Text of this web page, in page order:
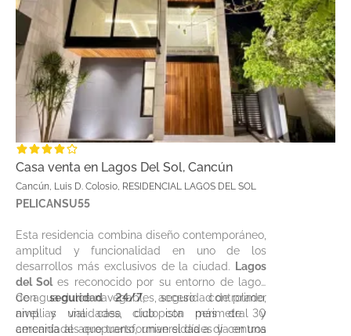
Casa venta en Lagos Del Sol, Cancún
Cancún, Luis D. Colosio, RESIDENCIAL LAGOS DEL SOL
PELICANSU55
Esta residencia combina diseño contemporáneo,
amplitud y funcionalidad en uno de los
desarrollos más exclusivos de la ciudad.
Lagos
del Soles reconocido por su entorno de lagos
de agua dulce navegables, seguridad de primer
nivel y una casa club con más de 30
amenidades que transforman el día a día en una
Conseguridad 24/7, acceso controlado,
amplias vialidades, ciclopista perimetral y
cercanía al aeropuerto, universidades y centros